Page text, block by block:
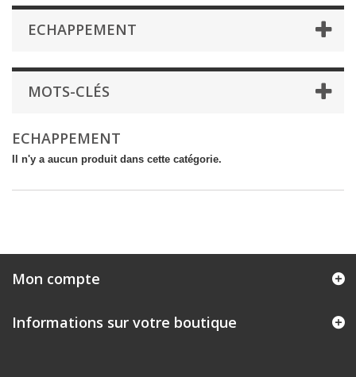
ECHAPPEMENT
MOTS-CLÉS
ECHAPPEMENT
Il n'y a aucun produit dans cette catégorie.
Mon compte
Informations sur votre boutique